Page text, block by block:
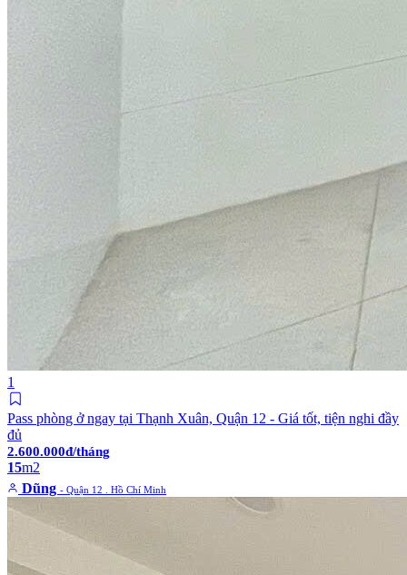
1
Pass phòng ở ngay tại Thạnh Xuân, Quận 12 - Giá tốt, tiện nghi đầy
đủ
2.600.000đ/tháng
15m2
Dũng - Quận 12 . Hồ Chí Minh